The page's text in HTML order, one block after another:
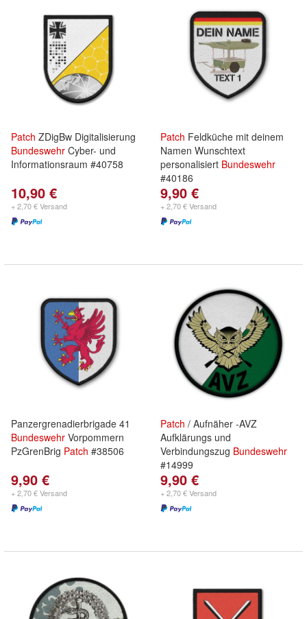
Patch ZDigBw Digitalisierung
Bundeswehr Cyber- und
Informationsraum #40758
10,90 €
+ 2,70 € Versand
Patch Feldküche mit deinem
Namen Wunschtext
personalisiert Bundeswehr
#40186
9,90 €
+ 2,70 € Versand
Panzergrenadierbrigade 41
Bundeswehr Vorpommern
PzGrenBrig Patch #38506
9,90 €
+ 2,70 € Versand
Patch / Aufnäher -AVZ
Aufklärungs und
Verbindungszug Bundeswehr
#14999
9,90 €
+ 2,70 € Versand